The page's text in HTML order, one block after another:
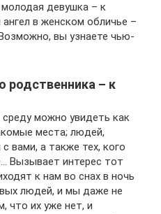
девушка – к
в женском обличье –
вы узнаете чью-
родственника – к
можно увидеть как
места; людей,
вами, а также тех, кого
Вызывает интерес тот
к нам во снах в ночь
людей, и мы даже не
что их уже нет, и